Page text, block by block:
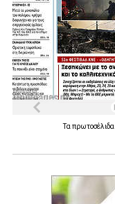
Ταπρωτοσέλιδα